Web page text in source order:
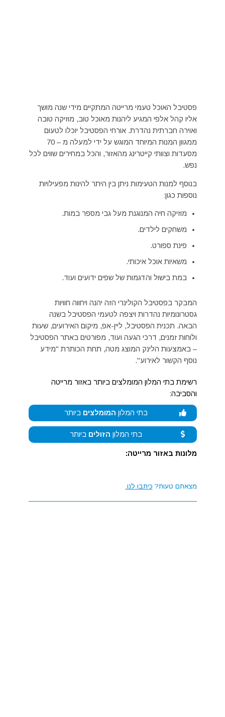
פסטיבל האוכל טעמי מרייטה המתקיים מידי שנה מושך
אליו קהל אלפי המגיע ליהנות מאוכל טוב, מוזיקה טובה
ואוירה חברתית נהדרת. אורחי הפסטיבל יוכלו לטעום
ממגוון המנות המיוחד המוגש על ידי למעלה מ – 70
מסעדות וצוותי קייטרינג מהאזור, והכל במחירים שווים לכל
נפש.
בנוסף למנות הטעימות ניתן בין היתר להינות מפעילויות
נוספות כגון:
מוזיקה חיה המנוגנת מעל גבי מספר במות.
משחקים לילדים.
פינת ספורט.
משאיות אוכל איכותי.
במת בישול והדגמות של שפים ידועים ועוד.
המבקר בפסטיבל הקולינרי הזה יהנה ויחווה חוויות
גסטרונומיות נהדרות ויצפה לטעמי הפסטיבל בשנה
הבאה. תכנית הפסטיבל, ליין-אפ, מיקום האירועים, שעות
ולוחות זמנים, דרכי הגעה ועוד, מפורטים באתר הפסטיבל
– באמצעות הלינק המוצג מטה, תחת הכותרת "מידע
נוסף הקשור לאירוע".
רשימת בתי המלון המומלצים ביותר באזור מרייטה
והסביבה:
בתי המלון המומלצים ביותר
בתי המלון הזולים ביותר
מלונות באזור מרייטה:
מצאתם טעות? כיתבו לנו.